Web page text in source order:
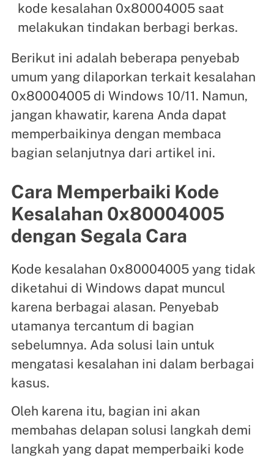
kode kesalahan 0x80004005 saat
melakukan tindakan berbagi berkas.
Berikut ini adalah beberapa penyebab
umum yang dilaporkan terkait kesalahan
0x80004005 di Windows 10/11. Namun,
jangan khawatir, karena Anda dapat
memperbaikinya dengan membaca
bagian selanjutnya dari artikel ini.
Cara Memperbaiki Kode
Kesalahan 0x80004005
dengan Segala Cara
Kode kesalahan 0x80004005 yang tidak
diketahui di Windows dapat muncul
karena berbagai alasan. Penyebab
utamanya tercantum di bagian
sebelumnya. Ada solusi lain untuk
mengatasi kesalahan ini dalam berbagai
kasus.
Oleh karena itu, bagian ini akan
membahas delapan solusi langkah demi
langkah yang dapat memperbaiki kode